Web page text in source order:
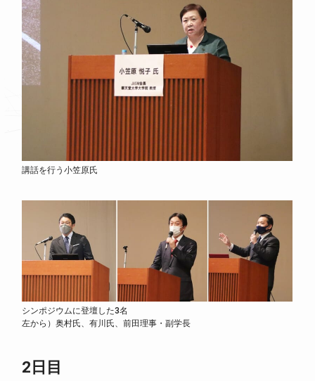
講話を行う小笠原氏
シンポジウムに登壇した3名
左から）奥村氏、有川氏、前田理事・副学長
2日目